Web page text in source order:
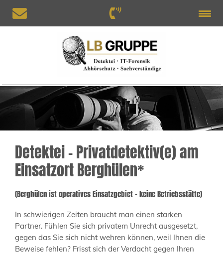
Detektei – Privatdetektiv(e) am
Einsatzort Berghülen*
(Berghülen ist operatives Einsatzgebiet – keine Betriebsstätte)
In schwierigen Zeiten braucht man einen starken
Partner. Fühlen Sie sich privatem Unrecht ausgesetzt,
gegen das Sie sich nicht wehren können, weil Ihnen die
Beweise fehlen? Frisst sich der Verdacht gegen Ihren